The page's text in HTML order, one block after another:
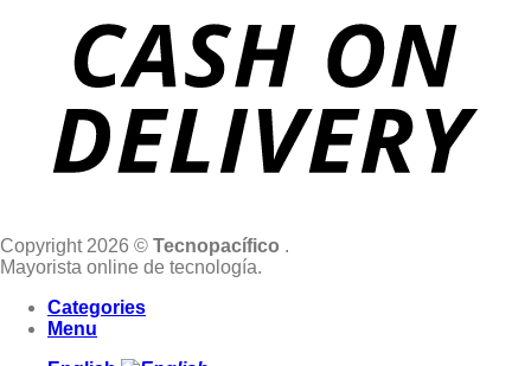
Copyright 2026 © Tecnopacífico .
Mayorista online de tecnología.
Categories
Menu